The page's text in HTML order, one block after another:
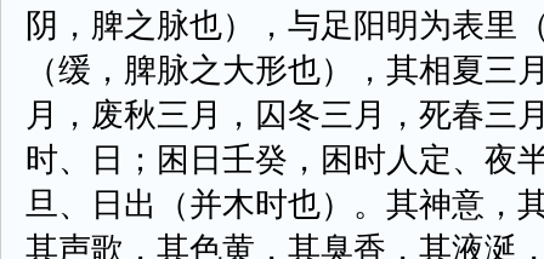
阴，脾之脉也），与足阳明为表里
（缓，脾脉之大形也），其相夏三
月，废秋三月，囚冬三月，死春三
时、日；困日壬癸，困时人定、夜
旦、日出（并木时也）。其神意，
其声歌，其色黄，其臭香，其液涎